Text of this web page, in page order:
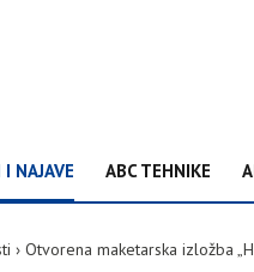
NAJAVE ABC TEHNIKE
Otvorena maketarska izložba